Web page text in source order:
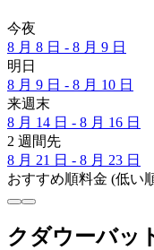
今夜
8 月 8 日 - 8 月 9 日
明日
8 月 9 日 - 8 月 10 日
来週末
8 月 14 日 - 8 月 16 日
2 週間先
8 月 21 日 - 8 月 23 日
おすすめ順料金 (低い
クダウーバッ